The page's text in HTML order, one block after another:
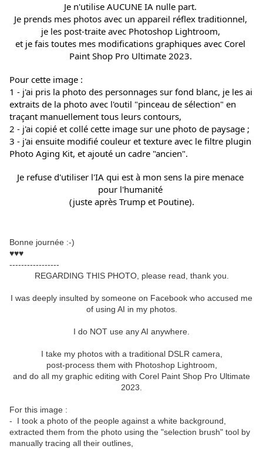
Je n'utilise AUCUNE IA nulle part.
Je prends mes photos avec un appareil réflex traditionnel,
je les post-traite avec Photoshop Lightroom,
et je fais toutes mes modifications graphiques avec Corel
Paint Shop Pro Ultimate 2023.
Pour cette image :
1 - j'ai pris la photo des personnages sur fond blanc, je les ai
extraits de la photo avec l'outil "pinceau de sélection" en
traçant manuellement tous leurs contours,
2 - j'ai copié et collé cette image sur une photo de paysage ;
3 - j'ai ensuite modifié couleur et texture avec le filtre plugin
Photo Aging Kit, et ajouté un cadre "ancien".
Je refuse d'utiliser l'IA qui est à mon sens la pire menace
pour l'humanité
(juste après Trump et Poutine).
Bonne journée :-)
♥♥♥
-----------------
REGARDING THIS PHOTO, please read, thank you.
I was deeply insulted by someone on Facebook who accused me
of using AI in my photos.
I do NOT use any AI anywhere.
I take my photos with a traditional DSLR camera,
post-process them with Photoshop Lightroom,
and do all my graphic editing with Corel Paint Shop Pro Ultimate
2023.
For this image :
- I took a photo of the people against a white background,
extracted them from the photo using the "selection brush" tool by
manually tracing all their outlines,